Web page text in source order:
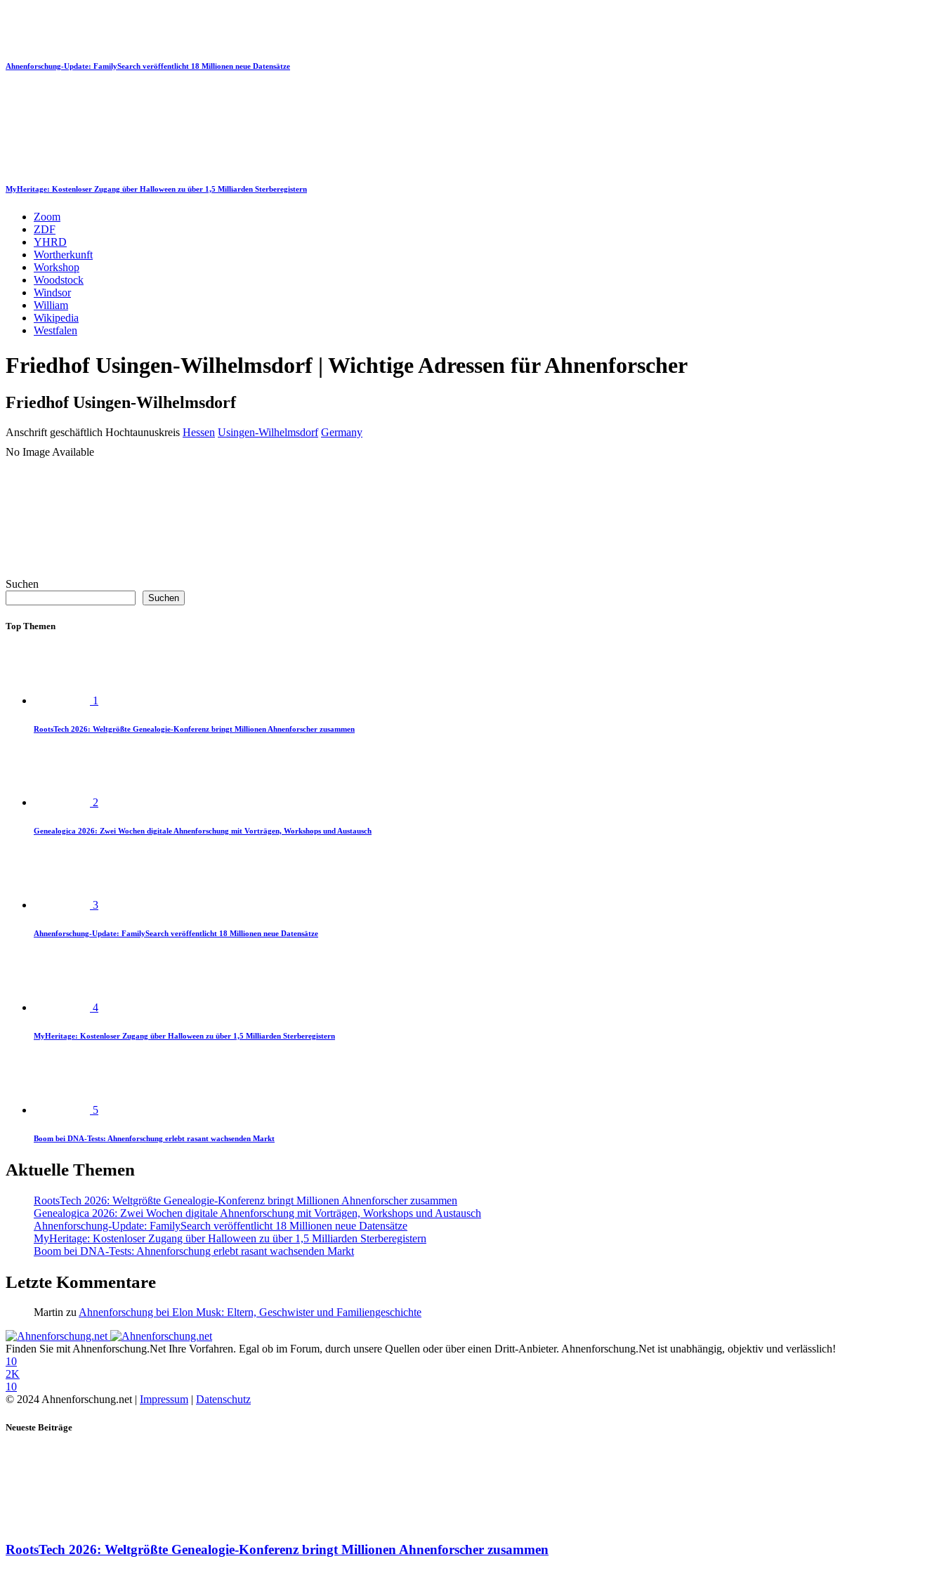
Ahnenforschung-Update: FamilySearch veröffentlicht 18 Millionen neue Datensätze
MyHeritage: Kostenloser Zugang über Halloween zu über 1,5 Milliarden Sterberegistern
Zoom
ZDF
YHRD
Wortherkunft
Workshop
Woodstock
Windsor
William
Wikipedia
Westfalen
Friedhof Usingen-Wilhelmsdorf | Wichtige Adressen für Ahnenforscher
Friedhof Usingen-Wilhelmsdorf
Anschrift geschäftlich Hochtaunuskreis Hessen Usingen-Wilhelmsdorf Germany
No Image Available
Suchen
Suchen
Top Themen
1
RootsTech 2026: Weltgrößte Genealogie-Konferenz bringt Millionen Ahnenforscher zusammen
2
Genealogica 2026: Zwei Wochen digitale Ahnenforschung mit Vorträgen, Workshops und Austausch
3
Ahnenforschung-Update: FamilySearch veröffentlicht 18 Millionen neue Datensätze
4
MyHeritage: Kostenloser Zugang über Halloween zu über 1,5 Milliarden Sterberegistern
5
Boom bei DNA-Tests: Ahnenforschung erlebt rasant wachsenden Markt
Aktuelle Themen
RootsTech 2026: Weltgrößte Genealogie-Konferenz bringt Millionen Ahnenforscher zusammen
Genealogica 2026: Zwei Wochen digitale Ahnenforschung mit Vorträgen, Workshops und Austausch
Ahnenforschung-Update: FamilySearch veröffentlicht 18 Millionen neue Datensätze
MyHeritage: Kostenloser Zugang über Halloween zu über 1,5 Milliarden Sterberegistern
Boom bei DNA-Tests: Ahnenforschung erlebt rasant wachsenden Markt
Letzte Kommentare
Martin zuAhnenforschung bei Elon Musk: Eltern, Geschwister und Familiengeschichte
Finden Sie mit Ahnenforschung.Net Ihre Vorfahren. Egal ob im Forum, durch unsere Quellen oder über einen Dritt-Anbieter. Ahnenforschung.Net ist unabhängig, objektiv und verlässlich!
10
2K
10
© 2024 Ahnenforschung.net | Impressum Datenschutz
Neueste Beiträge
RootsTech 2026: Weltgrößte Genealogie-Konferenz bringt Millionen Ahnenforscher zusammen